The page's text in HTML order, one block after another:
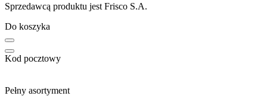
Sprzedawcą produktu jest Frisco S.A.
Do koszyka
Kod pocztowy
Pełny asortyment